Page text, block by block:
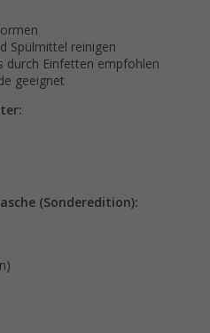
Spülmittel reinigen
durch Einfetten empfohlen
geeignet
(Sonderedition):